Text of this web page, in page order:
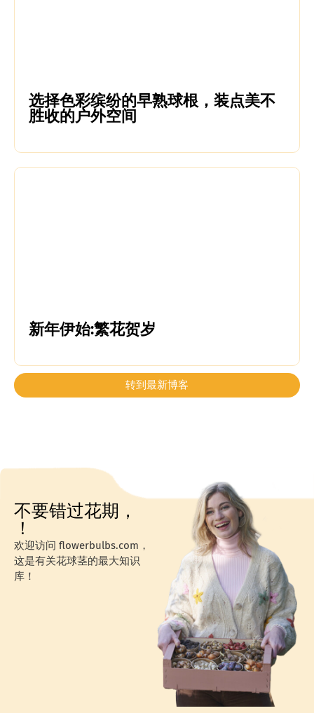
选择色彩缤纷的早熟球根，装点美不
胜收的户外空间
新年伊始:繁花贺岁
转到最新博客
不要错过花期，
！
欢迎访问 flowerbulbs.com，
这是有关花球茎的最大知识
库！